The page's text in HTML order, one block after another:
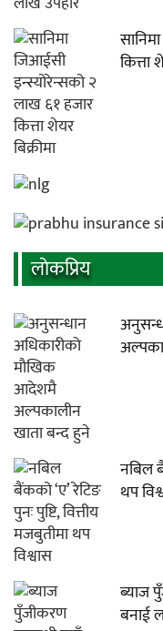
कित्ता
लाेकप्रिय
नबिल
थप
ब्याज
बनाई